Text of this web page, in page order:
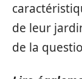
de leur
de la